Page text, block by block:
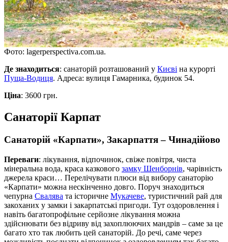
Фото: lagerperspectiva.com.ua.
Де знаходиться: санаторій розташований у Києві на курорті
Пуща-Водиця. Адреса: вулиця Гамарника, будинок 54.
Ціна: 3600 грн.
Санаторії Карпат
Санаторій «Карпати», Закарпаття – Чинадійово
Переваги: лікування, відпочинок, свіже повітря, чиста
мінеральна вода, краса казкового замку Шенборнів, чарівність
джерела краси… Перелічувати плюси від вибору санаторію
«Карпати» можна нескінченно довго. Поруч знаходиться
чепурна Свалява та історичне Мукачеве, туристичний рай для
закоханих у замки і закарпатські пригоди. Тут оздоровлення і
навіть багатопрофільне серйозне лікування можна
здійснювати без відриву від захоплюючих мандрів – саме за це
багато хто так любить цей санаторій. До речі, саме через